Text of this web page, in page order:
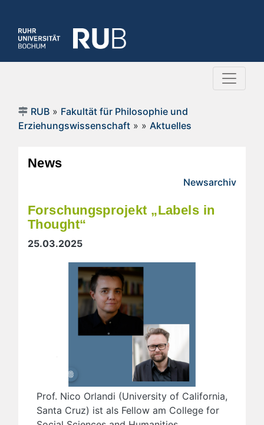
RUB » Fakultät für Philosophie und
Erziehungswissenschaft » » Aktuelles
News
Newsarchiv
Forschungsprojekt „Labels in
Thought“
25.03.2025
Prof. Nico Orlandi (University of California,
Santa Cruz) ist als Fellow am College for